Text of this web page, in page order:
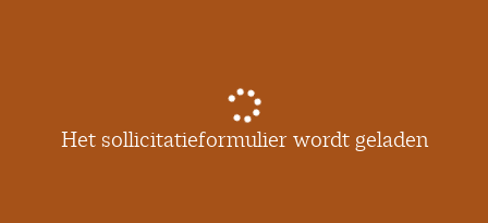
Het sollicitatieformulier wordt geladen